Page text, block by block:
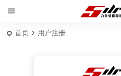
首页 用户注册